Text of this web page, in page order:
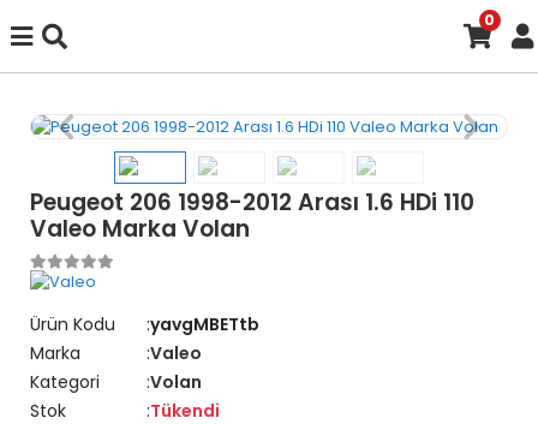
0
Peugeot 206 1998-2012 Arası 1.6 HDi 110
Valeo Marka Volan
Ürün Kodu
yavgMBETtb
Marka
Valeo
Kategori
Volan
Stok
Tükendi